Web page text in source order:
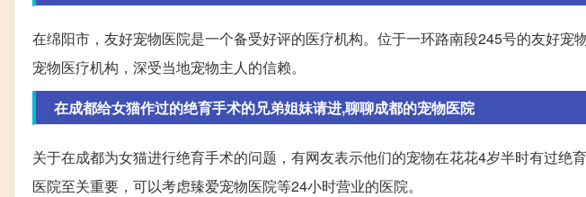
在绵阳市，友好宠物医院是一个备受好评的医疗机构。位于一环路南段245号的友好宠
宠物医疗机构，深受当地宠物主人的信赖。
在成都给女猫作过的绝育手术的兄弟姐妹请进,聊聊成都的宠物医院
关于在成都为女猫进行绝育手术的问题，有网友表示他们的宠物在花花4岁半时有过绝
医院至关重要，可以考虑臻爱宠物医院等24小时营业的医院。